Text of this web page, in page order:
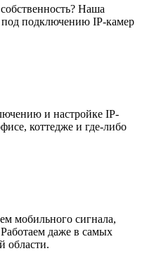
Наша
под подключению IP-камер
и настройке IP-
коттедже и где-либо
мобильного сигнала,
даже в самых
области.